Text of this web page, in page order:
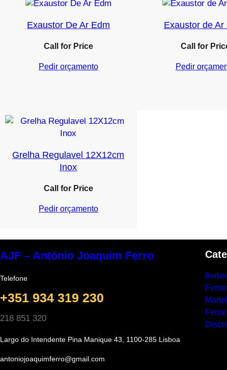
Exaustor De Ar Edm
Call for Price
Pedir orçamento
Exaustor de Ar
Call for
Pedir
Grelha Regulavel 12X12cm
Inox
Call for Price
Pedir orçamento
AJF – António Joaquim Ferro
Telefone
+351 934 319 230
218 851 320
Largo do Intendente Pina Manique 43, 1100-285 Lisboa
antoniojoaquimferro@gmail.com